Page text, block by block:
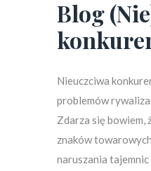
Blog
Nieuczciwa
problemów
Zdarza się bowiem,
znaków
naruszania